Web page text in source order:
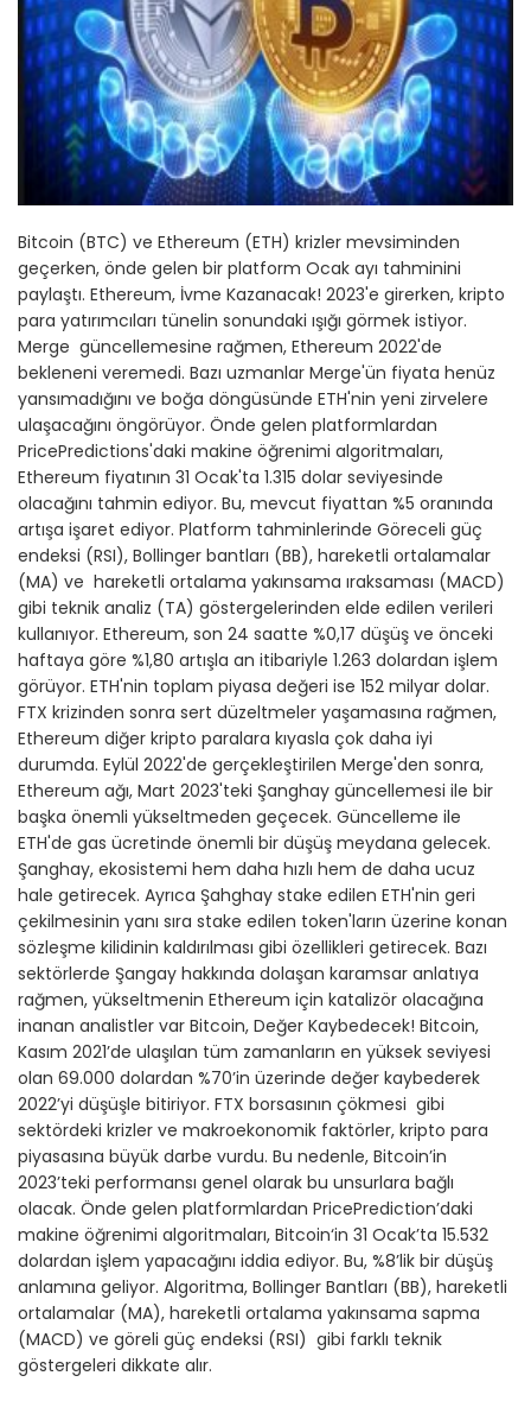
Bitcoin (BTC) ve Ethereum (ETH) krizler mevsiminden
geçerken, önde gelen bir platform Ocak ayı tahminini
paylaştı. Ethereum, İvme Kazanacak! 2023'e girerken, kripto
para yatırımcıları tünelin sonundaki ışığı görmek istiyor.
Merge güncellemesine rağmen, Ethereum 2022'de
bekleneni veremedi. Bazı uzmanlar Merge'ün fiyata henüz
yansımadığını ve boğa döngüsünde ETH'nin yeni zirvelere
ulaşacağını öngörüyor. Önde gelen platformlardan
PricePredictions'daki makine öğrenimi algoritmaları,
Ethereum fiyatının 31 Ocak'ta 1.315 dolar seviyesinde
olacağını tahmin ediyor. Bu, mevcut fiyattan %5 oranında
artışa işaret ediyor. Platform tahminlerinde Göreceli güç
endeksi (RSI), Bollinger bantları (BB), hareketli ortalamalar
(MA) ve hareketli ortalama yakınsama ıraksaması (MACD)
gibi teknik analiz (TA) göstergelerinden elde edilen verileri
kullanıyor. Ethereum, son 24 saatte %0,17 düşüş ve önceki
haftaya göre %1,80 artışla an itibariyle 1.263 dolardan işlem
görüyor. ETH'nin toplam piyasa değeri ise 152 milyar dolar.
FTX krizinden sonra sert düzeltmeler yaşamasına rağmen,
Ethereum diğer kripto paralara kıyasla çok daha iyi
durumda. Eylül 2022'de gerçekleştirilen Merge'den sonra,
Ethereum ağı, Mart 2023'teki Şanghay güncellemesi ile bir
başka önemli yükseltmeden geçecek. Güncelleme ile
ETH'de gas ücretinde önemli bir düşüş meydana gelecek.
Şanghay, ekosistemi hem daha hızlı hem de daha ucuz
hale getirecek. Ayrıca Şahghay stake edilen ETH'nin geri
çekilmesinin yanı sıra stake edilen token'ların üzerine konan
sözleşme kilidinin kaldırılması gibi özellikleri getirecek. Bazı
sektörlerde Şangay hakkında dolaşan karamsar anlatıya
rağmen, yükseltmenin Ethereum için katalizör olacağına
inanan analistler var Bitcoin, Değer Kaybedecek! Bitcoin,
Kasım 2021’de ulaşılan tüm zamanların en yüksek seviyesi
olan 69.000 dolardan %70’in üzerinde değer kaybederek
2022’yi düşüşle bitiriyor. FTX borsasının çökmesi gibi
sektördeki krizler ve makroekonomik faktörler, kripto para
piyasasına büyük darbe vurdu. Bu nedenle, Bitcoin’in
2023’teki performansı genel olarak bu unsurlara bağlı
olacak. Önde gelen platformlardan PricePrediction’daki
makine öğrenimi algoritmaları, Bitcoin‘in 31 Ocak’ta 15.532
dolardan işlem yapacağını iddia ediyor. Bu, %8’lik bir düşüş
anlamına geliyor. Algoritma, Bollinger Bantları (BB), hareketli
ortalamalar (MA), hareketli ortalama yakınsama sapma
(MACD) ve göreli güç endeksi (RSI) gibi farklı teknik
göstergeleri dikkate alır.